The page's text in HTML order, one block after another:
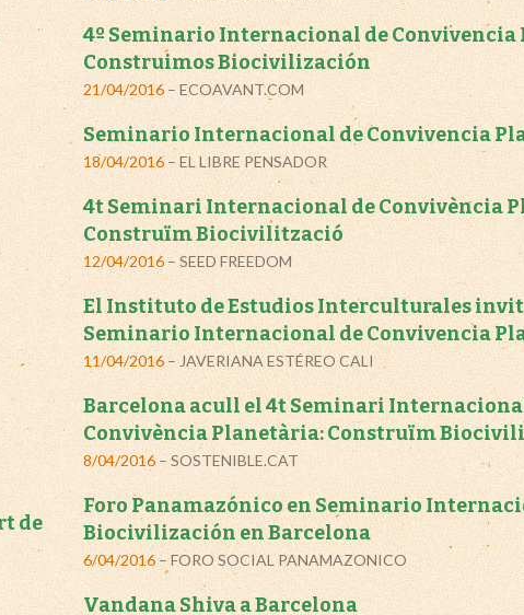
de
4º Seminario Internacional de Convivencia
Construimos Biocivilización
21/04/2016 – ECOAVANT.COM
Seminario Internacional de Convivencia
18/04/2016 – EL LIBRE PENSADOR
4t Seminari Internacional de Convivència
Construïm Biocivilització
12/04/2016 – SEED FREEDOM
El Instituto de Estudios Interculturales
Seminario Internacional de Convivencia
11/04/2016 – JAVERIANA ESTÉREO CALI
Barcelona acull el 4t Seminari
Convivència Planetària: Construïm
8/04/2016 – SOSTENIBLE.CAT
Foro Panamazónico en Seminario
Biocivilización en Barcelona
6/04/2016 – FORO SOCIAL PANAMAZONICO
Vandana Shiva a Barcelona